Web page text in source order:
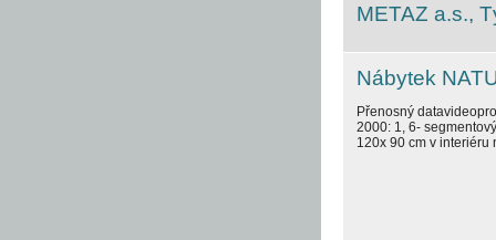
METAZ a.s.,
Nábytek
Přenosný
2000: 1, 6-
120x 90 cm v interiéru